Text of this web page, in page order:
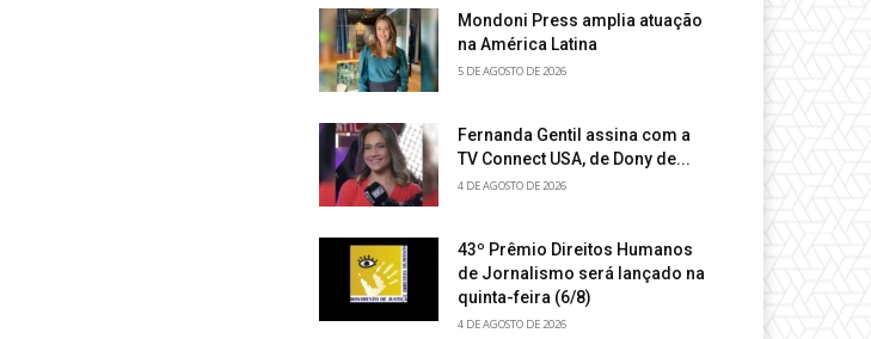
Mondoni Press amplia atuação
na América Latina
5 DE AGOSTO DE 2026
Fernanda Gentil assina com a
TV Connect USA, de Dony de...
4 DE AGOSTO DE 2026
43º Prêmio Direitos Humanos
de Jornalismo será lançado na
quinta-feira (6/8)
4 DE AGOSTO DE 2026